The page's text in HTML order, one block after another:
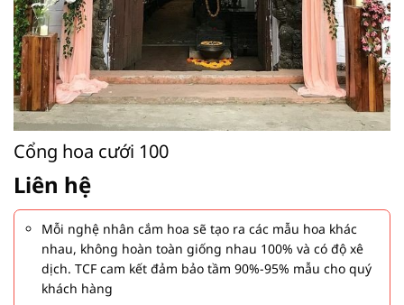
Cổng hoa cưới 100
Liên hệ
Mỗi nghệ nhân cắm hoa sẽ tạo ra các mẫu hoa khác
nhau, không hoàn toàn giống nhau 100% và có độ xê
dịch. TCF cam kết đảm bảo tầm 90%-95% mẫu cho quý
khách hàng